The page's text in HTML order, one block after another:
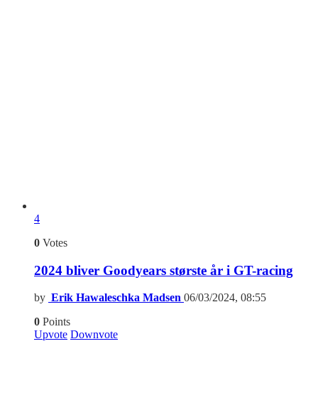
4
0 Votes
2024 bliver Goodyears største år i GT-racing
by Erik Hawaleschka Madsen 06/03/2024, 08:55
0 Points
Upvote Downvote